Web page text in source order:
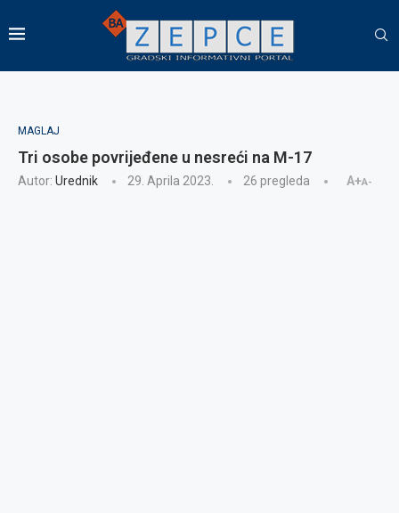
MAGLAJ
Tri osobe povrijeđene u nesreći na M-17
Autor: Urednik 29. Aprila 2023. 26 pregleda A+A-